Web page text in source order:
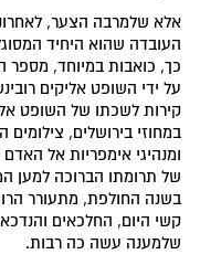
אלא שלמרבה הצער,
העובדה שהוא היחיד
כך, כואבות במיוחד, מספר
על ידי השופט אליקים
קירות לשכתו של השופט
במחוזי בירושלים,
ומנהיגי אימפריות אל
של תרומתו הברוכה למען
בשנה החולפת, מתעורר
קשי היום, החלכאים
שלמענה עשה כה רבות.